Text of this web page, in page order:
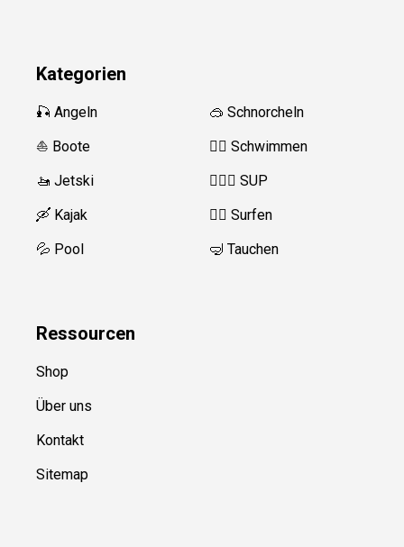
Kategorien
🎣 Angeln
⛵️ Boote
🚤 Jetski
🛶 Kajak
💦 Pool
🥽 Schnorcheln
🏊‍♂️ Schwimmen
🏄‍♀️🛶 SUP
🏄‍♂️ Surfen
🤿 Tauchen
Ressourcen
Shop
Über uns
Kontakt
Sitemap